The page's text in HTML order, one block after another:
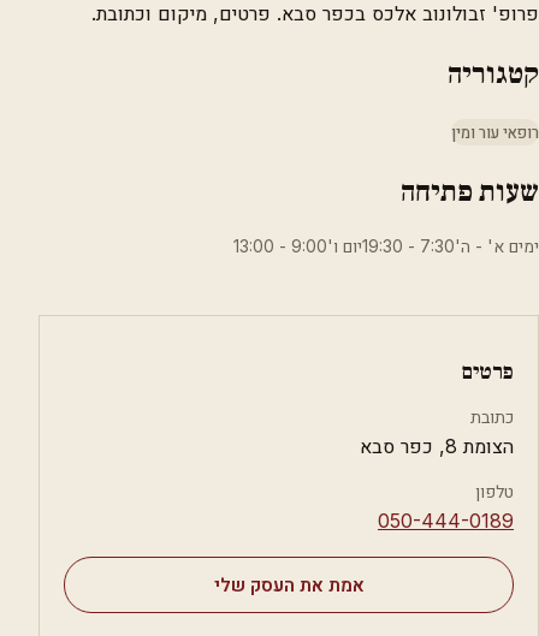
פרופ' זבולונוב אלכס בכפר סבא. פרטים, מיקום וכתובת.
קטגוריה
רופאי עור ומין
שעות פתיחה
ימים א' - ה'7:30 - 19:30יום ו'9:00 - 13:00
פרטים
כתובת
הצומת 8, כפר סבא
טלפון
⁦050-444-0189⁩
אמת את העסק שלי